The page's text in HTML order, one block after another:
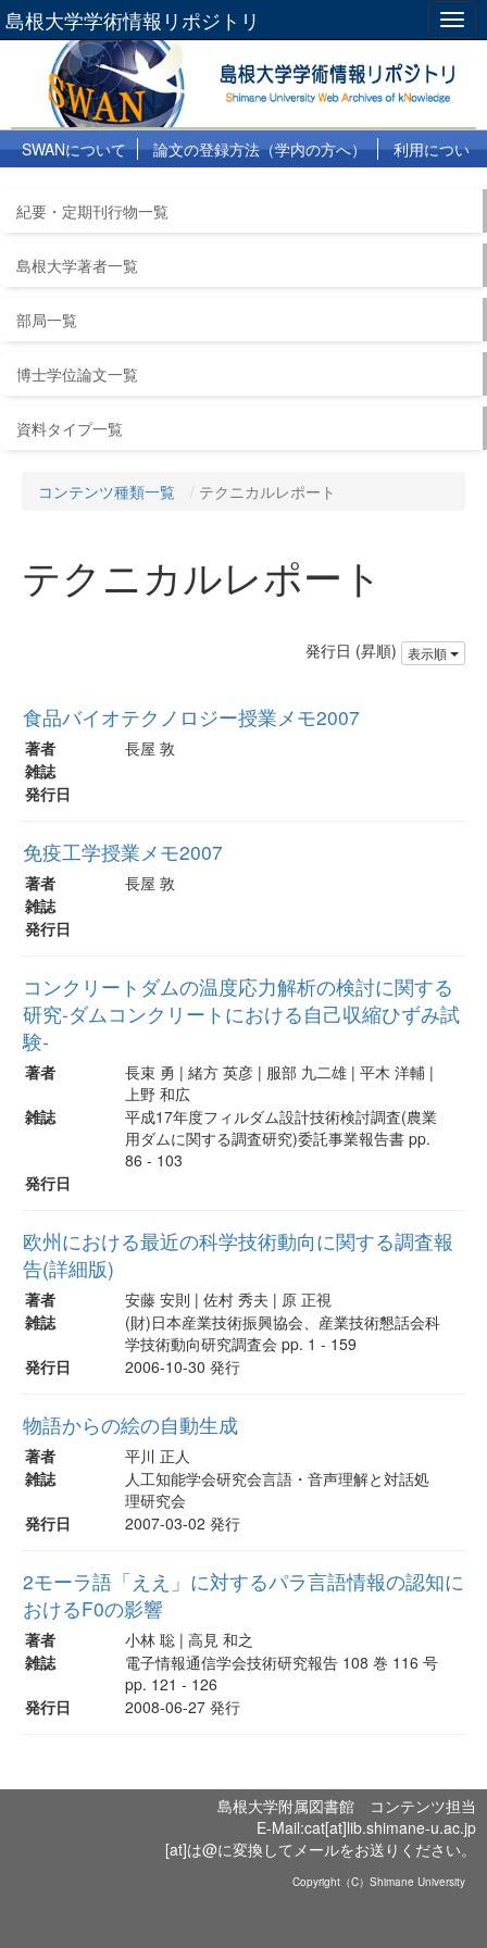
島根大学学術情報リポジトリ
SWANについて 論文の登録方法（学内の方へ）
利用につい
紀要・定期刊行物一覧
島根大学著者一覧
部局一覧
博士学位論文一覧
資料タイプ一覧
コンテンツ種類一覧 テクニカルレポート
テクニカルレポート
発行日 (昇順) 表示順
食品バイオテクノロジー授業メモ2007
著者
長屋 敦
雑誌
発行日
免疫工学授業メモ2007
著者
長屋 敦
雑誌
発行日
コンクリートダムの温度応力解析の検討に関する
研究-ダムコンクリートにおける自己収縮ひずみ試
験-
著者
長束 勇 | 緒方 英彦 | 服部 九二雄 | 平木 洋輔 |
上野 和広
雑誌
平成17年度フィルダム設計技術検討調査(農業
用ダムに関する調査研究)委託事業報告書 pp.
86 - 103
発行日
欧州における最近の科学技術動向に関する調査報
告(詳細版)
著者
安藤 安則 | 佐村 秀夫 | 原 正視
雑誌
(財)日本産業技術振興協会、産業技術懇話会科
学技術動向研究調査会 pp. 1 - 159
発行日
2006-10-30 発行
物語からの絵の自動生成
著者
平川 正人
雑誌
人工知能学会研究会言語・音声理解と対話処
理研究会
発行日
2007-03-02 発行
2モーラ語「ええ」に対するパラ言語情報の認知に
おけるF0の影響
著者
小林 聡 | 高見 和之
雑誌
電子情報通信学会技術研究報告 108 巻 116 号
pp. 121 - 126
発行日
2008-06-27 発行
島根大学附属図書館 コンテンツ担当
E-Mail:cat[at]lib.shimane-u.ac.jp
[at]は@に変換してメールをお送りください。
Copyright（C）Shimane University